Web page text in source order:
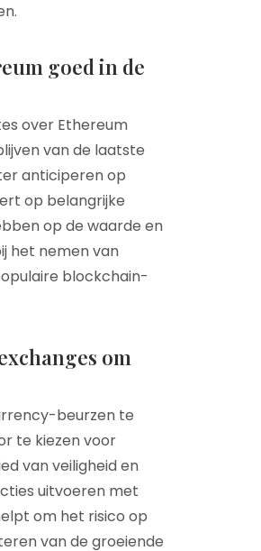
goed in de
over Ethereum
van de laatste
anticiperen op
op belangrijke
op de waarde en
het nemen van
blockchain-
om
beurzen te
te kiezen voor
van veiligheid en
uitvoeren met
om het risico op
van de groeiende